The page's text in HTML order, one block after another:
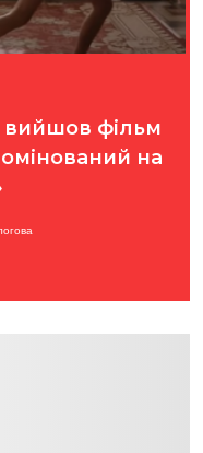
вийшов фільм
на